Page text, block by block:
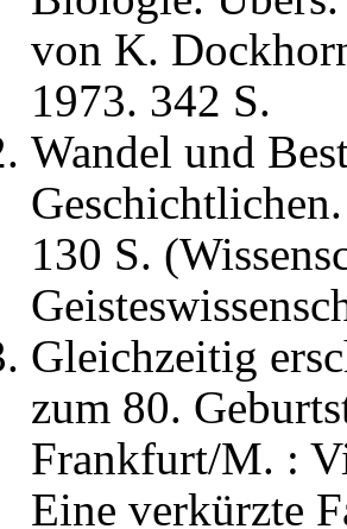
von K.
1973. 342 S.
Wandel und
130 S.
Gleichzeitig
zum 80.
Frankfurt/M. :
Eine verkürzte